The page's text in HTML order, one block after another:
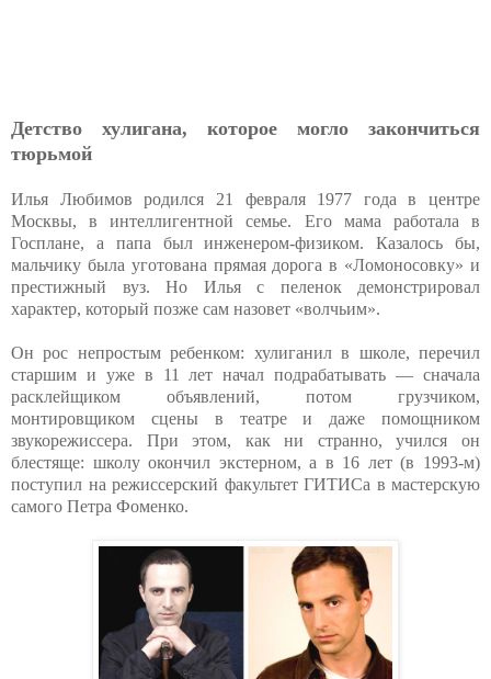
Детство хулигана, которое могло закончиться
тюрьмой
Илья Любимов родился 21 февраля 1977 года в центре
Москвы, в интеллигентной семье. Его мама работала в
Госплане, а папа был инженером-физиком. Казалось бы,
мальчику была уготована прямая дорога в «Ломоносовку» и
престижный вуз. Но Илья с пеленок демонстрировал
характер, который позже сам назовет «волчьим».
Он рос непростым ребенком: хулиганил в школе, перечил
старшим и уже в 11 лет начал подрабатывать — сначала
расклейщиком объявлений, потом грузчиком,
монтировщиком сцены в театре и даже помощником
звукорежиссера. При этом, как ни странно, учился он
блестяще: школу окончил экстерном, а в 16 лет (в 1993-м)
поступил на режиссерский факультет ГИТИСа в мастерскую
самого Петра Фоменко.